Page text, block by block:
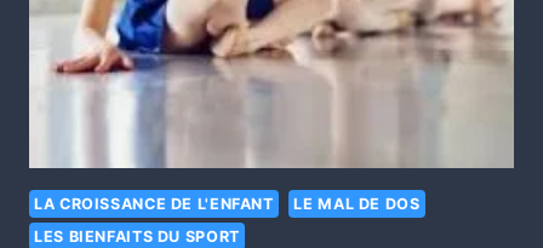
LA CROISSANCE DE L'ENFANT
LE MAL DE DOS
LES BIENFAITS DU SPORT